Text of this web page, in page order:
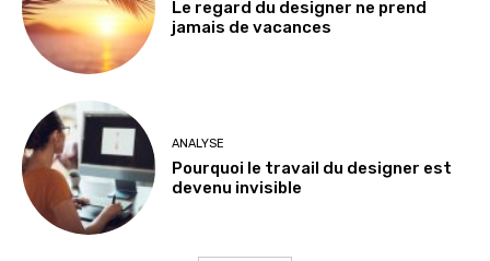
Le regard du designer ne prend
jamais de vacances
ANALYSE
Pourquoi le travail du designer est
devenu invisible